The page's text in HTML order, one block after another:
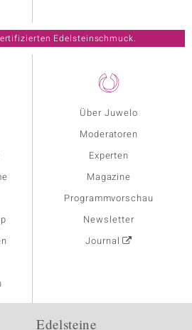
Über Juwelo
Moderatoren
Experten
Magazine
Programmvorschau
Newsletter
Journal
Edelsteinschmuck.
Edelsteine